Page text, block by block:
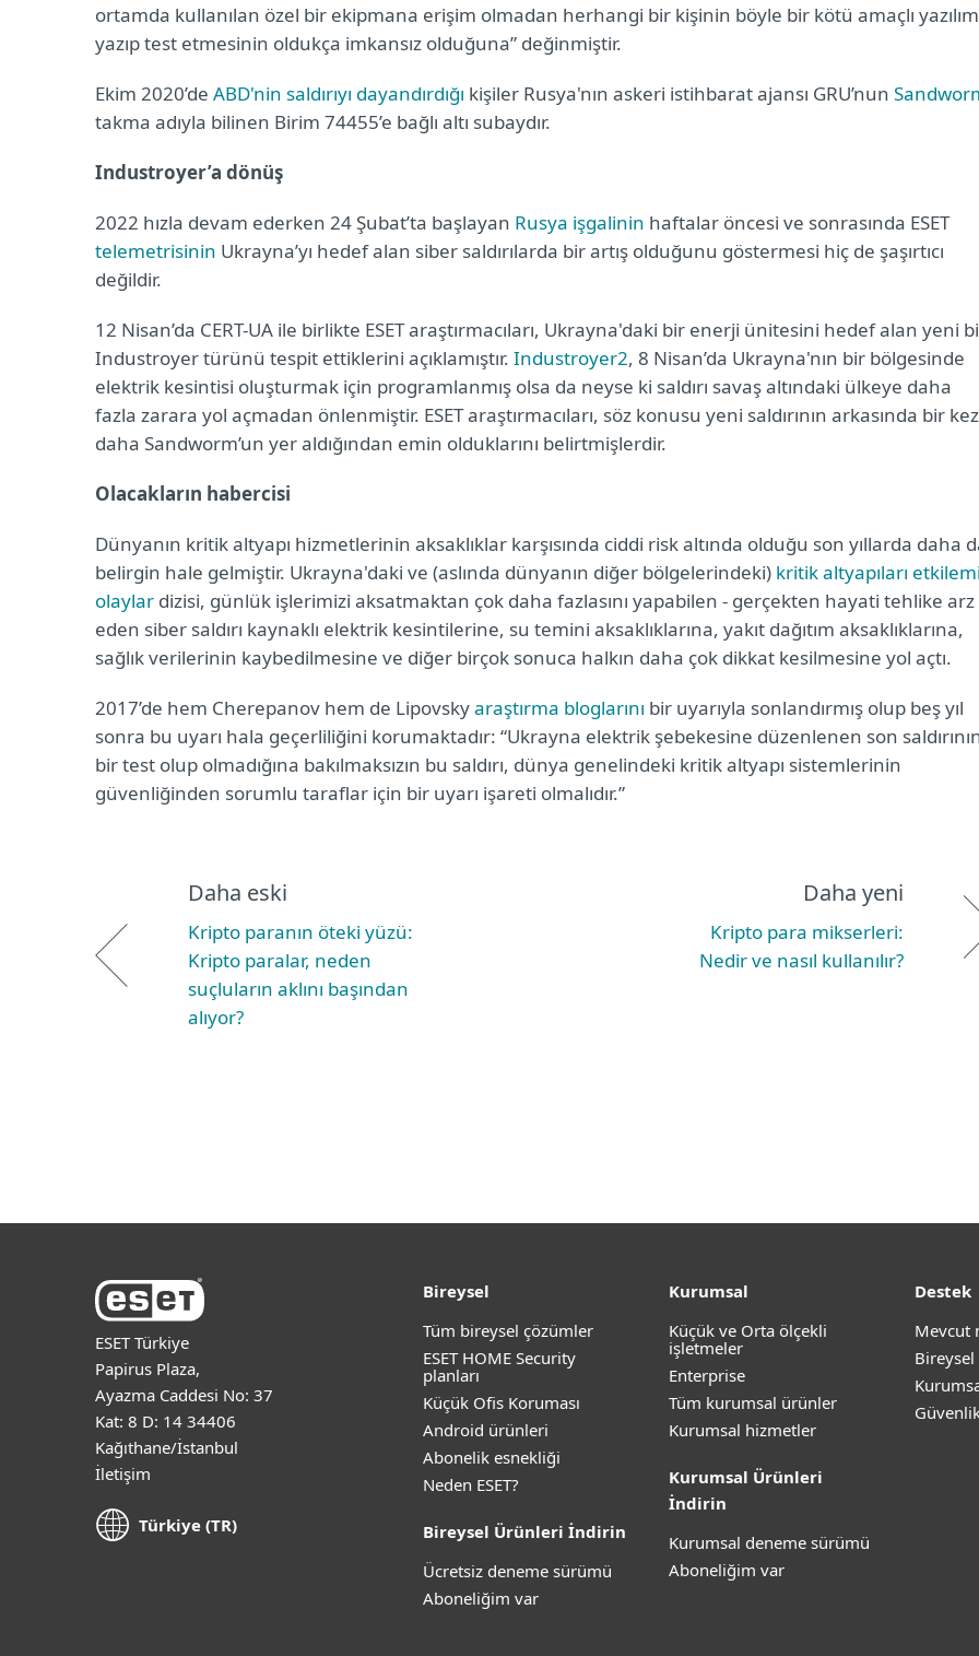
ortamda kullanılan özel bir ekipmana erişim olmadan herhangi bir kişinin böyle bir kötü amaçlı
yazıp test etmesinin oldukça imkansız olduğuna” değinmiştir.
Ekim 2020’de ABD'nin saldırıyı dayandırdığı kişiler Rusya'nın askeri istihbarat ajansı GRU’nun
takma adıyla bilinen Birim 74455’e bağlı altı subaydır.
Industroyer’a dönüş
2022 hızla devam ederken 24 Şubat’ta başlayan Rusya işgalinin haftalar öncesi ve sonrasında ESET
telemetrisinin Ukrayna’yı hedef alan siber saldırılarda bir artış olduğunu göstermesi hiç de şaşırtıcı
değildir.
12 Nisan’da CERT-UA ile birlikte ESET araştırmacıları, Ukrayna'daki bir enerji ünitesini hedef alan yeni
Industroyer türünü tespit ettiklerini açıklamıştır. Industroyer2, 8 Nisan’da Ukrayna'nın bir bölgesinde
elektrik kesintisi oluşturmak için programlanmış olsa da neyse ki saldırı savaş altındaki ülkeye daha
fazla zarara yol açmadan önlenmiştir. ESET araştırmacıları, söz konusu yeni saldırının arkasında bir kez
daha Sandworm’un yer aldığından emin olduklarını belirtmişlerdir.
Olacakların habercisi
Dünyanın kritik altyapı hizmetlerinin aksaklıklar karşısında ciddi risk altında olduğu son yıllarda daha
belirgin hale gelmiştir. Ukrayna'daki ve (aslında dünyanın diğer bölgelerindeki) kritik altyapıları
olaylar dizisi, günlük işlerimizi aksatmaktan çok daha fazlasını yapabilen - gerçekten hayati tehlike arz
eden siber saldırı kaynaklı elektrik kesintilerine, su temini aksaklıklarına, yakıt dağıtım aksaklıklarına,
sağlık verilerinin kaybedilmesine ve diğer birçok sonuca halkın daha çok dikkat kesilmesine yol açtı.
2017’de hem Cherepanov hem de Lipovskyaraştırma bloglarını bir uyarıyla sonlandırmış olup beş yıl
sonra bu uyarı hala geçerliliğini korumaktadır: “Ukrayna elektrik şebekesine düzenlenen son
bir test olup olmadığına bakılmaksızın bu saldırı, dünya genelindeki kritik altyapı sistemlerinin
güvenliğinden sorumlu taraflar için bir uyarı işareti olmalıdır.”
Daha eski
Kripto paranın öteki yüzü:
Kripto paralar, neden
suçluların aklını başından
alıyor?
Daha yeni
Kripto para mikserleri:
Nedir ve nasıl kullanılır?
ESET Türkiye
Papirus Plaza,
Ayazma Caddesi No: 37
Kat: 8 D: 14 34406
Kağıthane/İstanbul
İletişim
Türkiye (TR)
Bireysel
Tüm bireysel çözümler
ESET HOME Security
planları
Küçük Ofis Koruması
Android ürünleri
Abonelik esnekliği
Neden ESET?
Bireysel Ürünleri İndirin
Ücretsiz deneme sürümü
Aboneliğim var
Kurumsal
Küçük ve Orta ölçekli
işletmeler
Enterprise
Tüm kurumsal ürünler
Kurumsal hizmetler
Kurumsal Ürünleri
İndirin
Kurumsal deneme sürümü
Aboneliğim var
Destek
Mevcut